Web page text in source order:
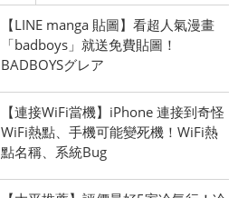
【LINE manga 貼圖】看超人氣漫畫
「badboys」就送免費貼圖！
BADBOYSグレア
【連接WiFi當機】iPhone 連接到奇怪
WiFi熱點、手機可能變死機！WiFi熱
點名稱、系統Bug